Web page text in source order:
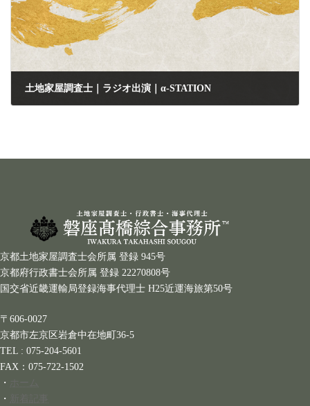
土地家屋調査士｜ラジオ出演｜α-STATION
京都土地家屋調査士会所属 登録 945号
京都府行政書士会所属 登録 22270808号
国交省近畿運輸局登録海事代理士 H25近運海旅第50号
〒606-0027
京都市左京区岩倉中在地町36-5
TEL : 075-204-5601
FAX：075-722-1502
・
・